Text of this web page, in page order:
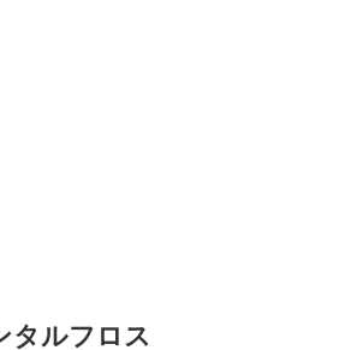
タルフロス